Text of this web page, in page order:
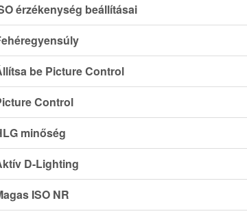
érzékenység beállításai
be Picture Control
Control
minőség
D-Lighting
ISO NR